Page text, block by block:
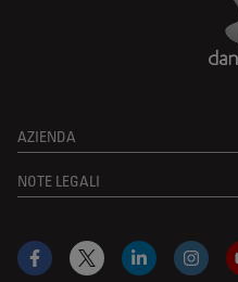
AZIENDA
NOTE LEGALI
Facebook
X LinkedIn